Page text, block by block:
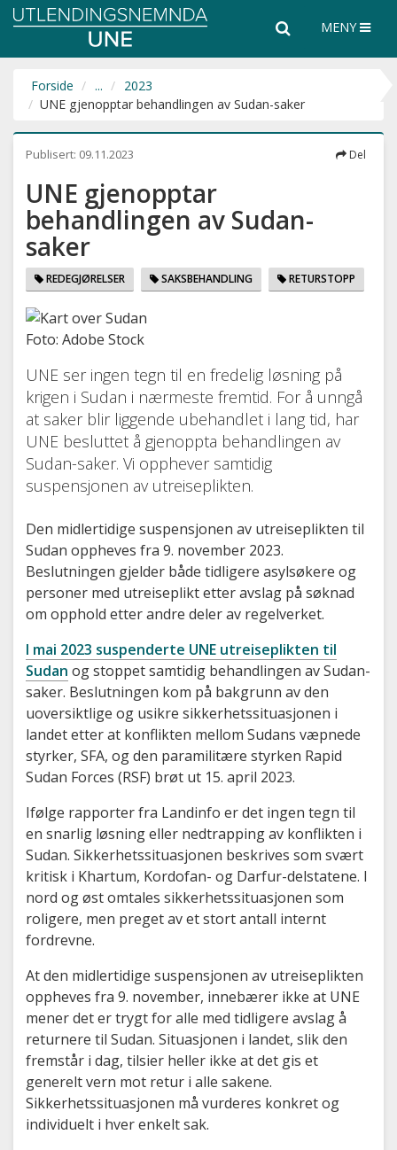
Utlendingsnemnda
hele
Søk MENY
Forside ...
2023
UNE gjenopptar behandlingen av Sudan-saker
Publisert: 09.11.2023 Del
UNE gjenopptar
behandlingen av Sudan-
saker
REDEGJØRELSER SAKSBEHANDLING RETURSTOPP
Foto: Adobe Stock
UNE ser ingen tegn til en fredelig løsning på
krigen i Sudan i nærmeste fremtid. For å unngå
at saker blir liggende ubehandlet i lang tid, har
UNE besluttet å gjenoppta behandlingen av
Sudan-saker. Vi opphever samtidig
suspensjonen av utreiseplikten.
Den midlertidige suspensjonen av utreiseplikten til
Sudan oppheves fra 9. november 2023.
Beslutningen gjelder både tidligere asylsøkere og
personer med utreiseplikt etter avslag på søknad
om opphold etter andre deler av regelverket.
I mai 2023 suspenderte UNE utreiseplikten til
Sudan og stoppet samtidig behandlingen av Sudan-
saker. Beslutningen kom på bakgrunn av den
uoversiktlige og usikre sikkerhetssituasjonen i
landet etter at konflikten mellom Sudans væpnede
styrker, SFA, og den paramilitære styrken Rapid
Sudan Forces (RSF) brøt ut 15. april 2023.
Ifølge rapporter fra Landinfo er det ingen tegn til
en snarlig løsning eller nedtrapping av konflikten i
Sudan. Sikkerhetssituasjonen beskrives som svært
kritisk i Khartum, Kordofan- og Darfur-delstatene. I
nord og øst omtales sikkerhetssituasjonen som
roligere, men preget av et stort antall internt
fordrevne.
At den midlertidige suspensjonen av utreiseplikten
oppheves fra 9. november, innebærer ikke at UNE
mener det er trygt for alle med tidligere avslag å
returnere til Sudan. Situasjonen i landet, slik den
fremstår i dag, tilsier heller ikke at det gis et
generelt vern mot retur i alle sakene.
Sikkerhetssituasjonen må vurderes konkret og
individuelt i hver enkelt sak.